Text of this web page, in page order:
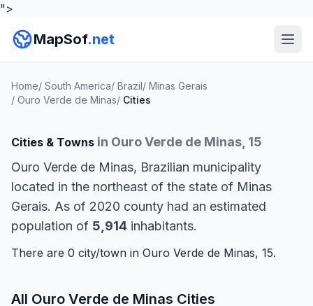
">
MapSof.net
Home/ South America/ Brazil/ Minas Gerais
/ Ouro Verde de Minas/ Cities
Cities & Towns in Ouro Verde de Minas, 15
Ouro Verde de Minas, Brazilian municipality
located in the northeast of the state of Minas
Gerais. As of 2020 county had an estimated
population of 5,914 inhabitants.
There are 0 city/town in Ouro Verde de Minas, 15.
All Ouro Verde de Minas Cities